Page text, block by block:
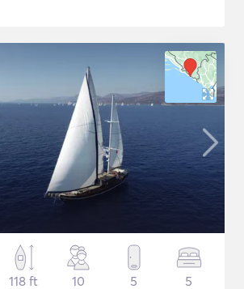
118 ft
10 5 5